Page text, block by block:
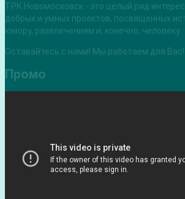
ТРК Новомосковск - это целый ряд
добрых и умных проектов, посвященных
юмору, развлечениям и, конечно, человеку.
Оставайтесь с нами! Мы работаем для Вас!
Промо